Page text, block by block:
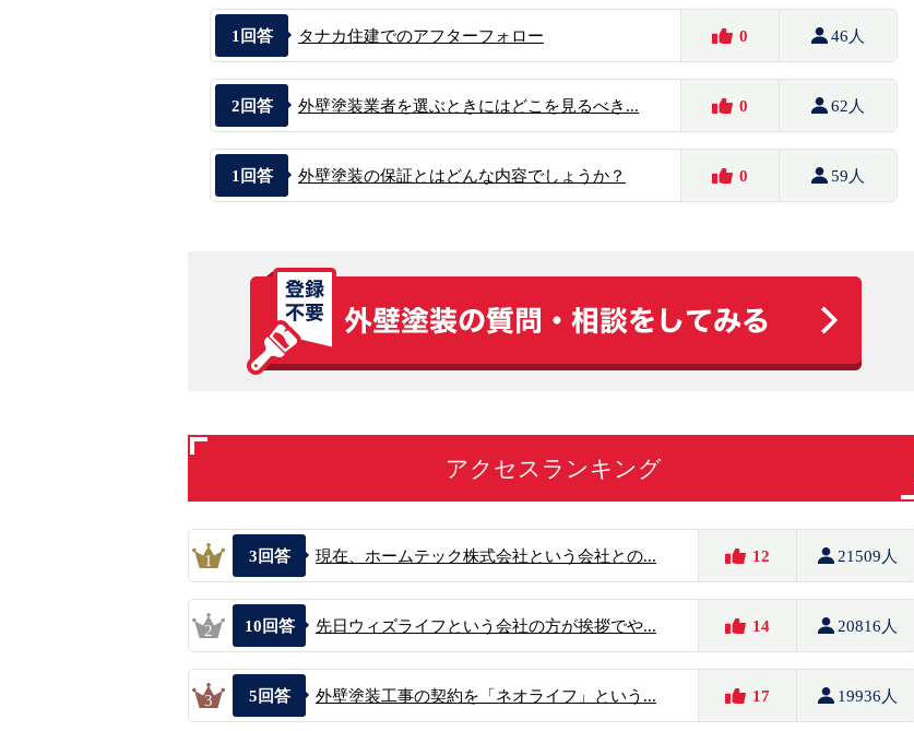
1 回答 タナカ住建でのアフターフォロー 0 46人
2 回答 外壁塗装業者を選ぶときにはどこを見るべき... 0 62人
1 回答 外壁塗装の保証とはどんな内容でしょうか？ 0 59人
アクセスランキング
1 3 回答 現在、ホームテック株式会社という会社との... 12 21509人
2 10 回答 先日ウィズライフという会社の方が挨拶でや... 14 20816人
3 5 回答 外壁塗装工事の契約を「ネオライフ」という... 17 19936人